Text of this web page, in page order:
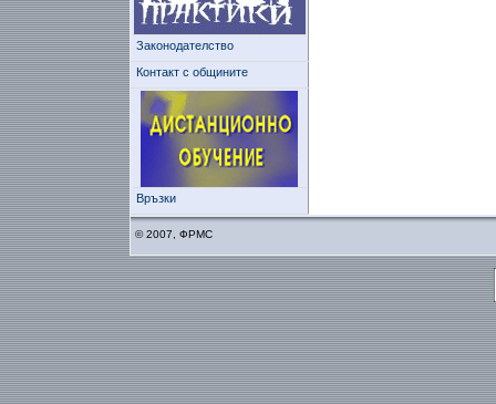
Законодателство
Контакт с общините
Връзки
© 2007, ФРМС